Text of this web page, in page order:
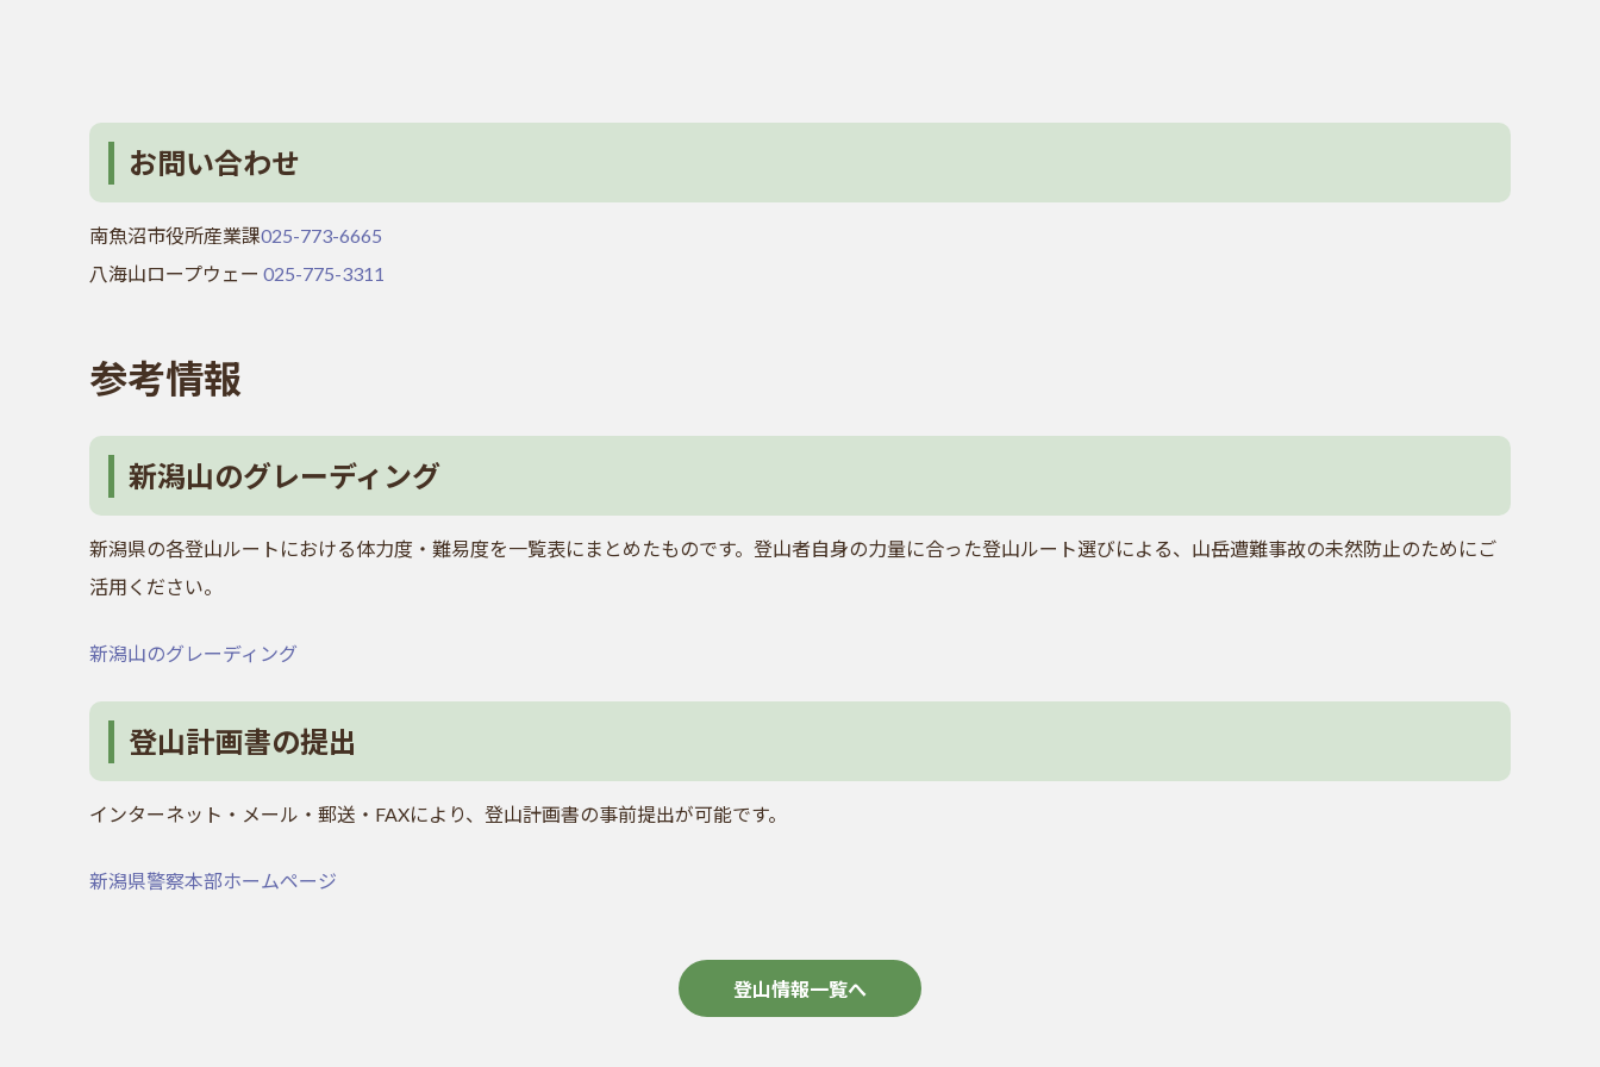
お問い合わせ
南魚沼市役所産業課025-773-6665
八海山ロープウェー 025-775-3311
参考情報
新潟山のグレーディング
新潟県の各登山ルートにおける体力度・難易度を一覧表にまとめたものです。登山者自身の力量に合った登山ルート選びによる、山岳遭難事故の未然防止のためにご
活用ください。
新潟山のグレーディング
登山計画書の提出
インターネット・メール・郵送・FAXにより、登山計画書の事前提出が可能です。
新潟県警察本部ホームページ
登山情報一覧へ